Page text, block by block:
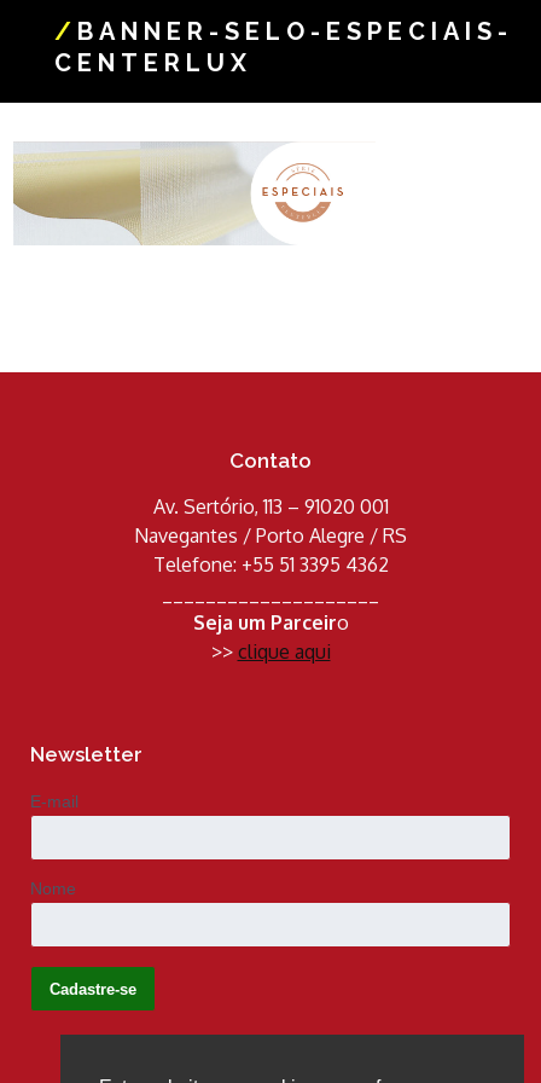
/ BANNER-SELO-ESPECIAIS-
CENTERLUX
Contato
Av. Sertório, 113 – 91020 001
Navegantes / Porto Alegre / RS
Telefone: +55 51 3395 4362
Seja um Parceiro
>> clique aqui
Newsletter
E-mail
Nome